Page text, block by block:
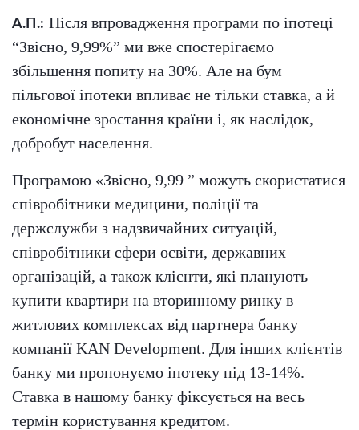
А.П.: Після впровадження програми по іпотеці
“Звісно, 9,99%” ми вже спостерігаємо
збільшення попиту на 30%. Але на бум
пільгової іпотеки впливає не тільки ставка, а й
економічне зростання країни і, як наслідок,
добробут населення.
Програмою «Звісно, 9,99 ” можуть скористатися
співробітники медицини, поліції та
держслужби з надзвичайних ситуацій,
співробітники сфери освіти, державних
організацій, а також клієнти, які планують
купити квартири на вторинному ринку в
житлових комплексах від партнера банку
компанії KAN Development. Для інших клієнтів
банку ми пропонуємо іпотеку під 13-14%.
Ставка в нашому банку фіксується на весь
термін користування кредитом.